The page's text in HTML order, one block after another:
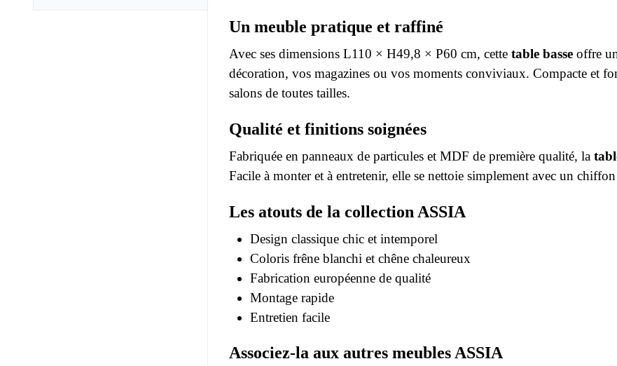
Un meuble pratique et raffiné
Avec ses dimensions L110 × H49,8 × P60 cm, cette table basse offre
décoration, vos magazines ou vos moments conviviaux. Compacte et
salons de toutes tailles.
Qualité et finitions soignées
Fabriquée en panneaux de particules et MDF de première qualité, la
Facile à monter et à entretenir, elle se nettoie simplement avec un
Les atouts de la collection ASSIA
Design classique chic et intemporel
Coloris frêne blanchi et chêne chaleureux
Fabrication européenne de qualité
Montage rapide
Entretien facile
Associez-la aux autres meubles ASSIA